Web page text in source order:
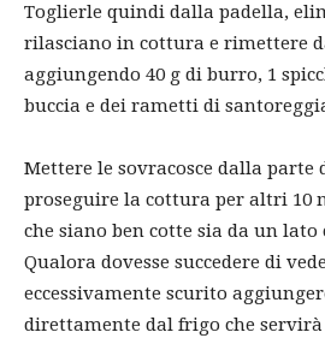
Toglierle quindi dalla padella,
rilasciano in cottura e rimettere
aggiungendo 40 g di burro, 1
buccia e dei rametti di
Mettere le sovracosce dalla parte
proseguire la cottura per altri 10
che siano ben cotte sia da un lato
Qualora dovesse succedere di
eccessivamente scurito
direttamente dal frigo che servirà